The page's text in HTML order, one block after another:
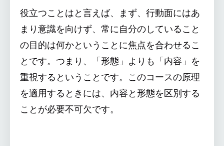
役立つことはと言えば、まず、行動面にはあ
まり意識を向けず、常に自分のしていること
の目的は何かということに焦点を合わせるこ
とです。つまり、「形態」よりも「内容」を
重視するということです。このコースの原理
を適用するときには、内容と形態を区別する
ことが必要不可欠です。